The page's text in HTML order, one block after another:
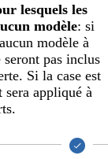
lesquels les
modèle: si
modèle à
pas inclus
Si la case est
sera appliqué à